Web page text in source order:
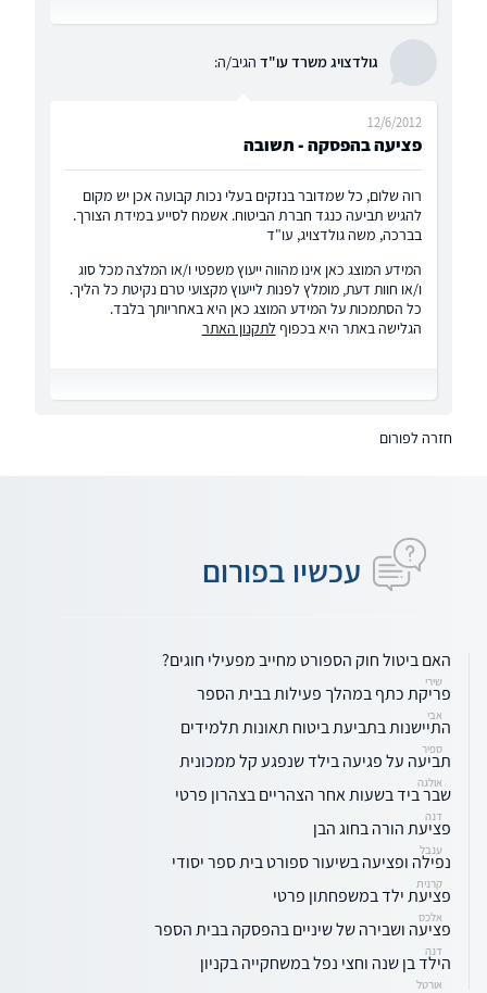
גולדצויג משרד עו"ד הגיב/ה:
פציעה בהפסקה - תשובה
12/6/2012
רוה שלום, כל שמדובר בנזקים בעלי נכות קבועה אכן יש מקום
להגיש תביעה כנגד חברת הביטוח. אשמח לסייע במידת הצורך.
בברכה, משה גולדצויג, עו"ד
המידע המוצג כאן אינו מהווה ייעוץ משפטי ו/או המלצה מכל סוג
ו/או חוות דעת, מומלץ לפנות לייעוץ מקצועי טרם נקיטת כל הליך.
כל הסתמכות על המידע המוצג כאן היא באחריותך בלבד.
הגלישה באתר היא בכפוף לתקנון האתר
חזרה לפורום
עכשיו בפורום
האם ביטול חוק הספורט מחייב מפעילי חוגים?
שירי
פריקת כתף במהלך פעילות בבית הספר
אבי
התיישנות בתביעת ביטוח תאונות תלמידים
ספיר
תביעה על פגיעה בילד שנפגע קל ממכונית
אולגה
שבר ביד בשעות אחר הצהריים בצהרון פרטי
דנה
פציעת הורה בחוג הבן
ענבל
נפילה ופציעה בשיעור ספורט בית ספר יסודי
קרנית
פציעת ילד במשפחתון פרטי
אלכס
פציעה ושבירה של שיניים בהפסקה בבית הספר
דנה
הילד בן שנה וחצי נפל במשחקייה בקניון
אורטל